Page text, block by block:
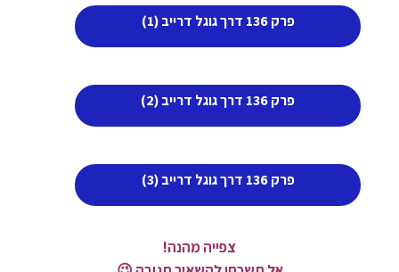
פרק 136 דרך גוגל דרייב (1)
פרק 136 דרך גוגל דרייב (2)
פרק 136 דרך גוגל דרייב (3)
צפייה מהנה!